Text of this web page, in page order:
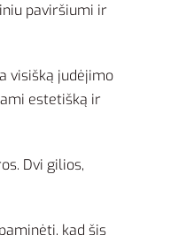
paviršiumi ir
visišką judėjimo
estetišką ir
Dvi gilios,
kad šis